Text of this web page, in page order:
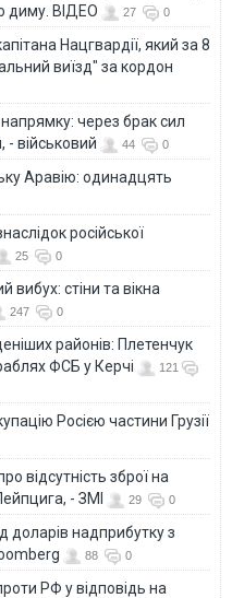
диму. ВІДЕО
27 0
Нацгвардії, який за 8
виїзд" за кордон
через брак сил
- військовий
44 0
Аравію: одинадцять
російської
25 0
вибух: стіни та вікна
247 0
районів: Плетенчук
ФСБ у Керчі
121
Росією частини Грузії
відсутність зброї на
- ЗМІ
29 0
доларів надприбутку з
88 0
РФ у відповідь на